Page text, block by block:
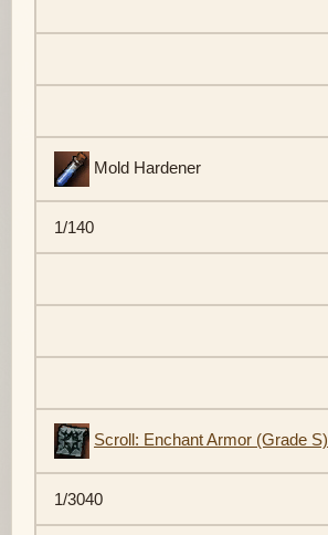
Mold Hardener
1/140
Scroll: Enchant Armor (Grade S)
1/3040